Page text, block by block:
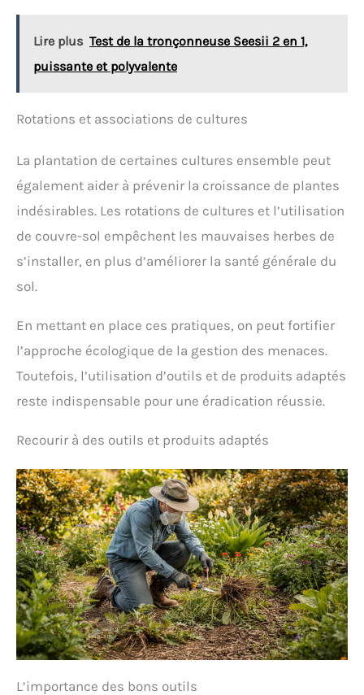
Lire plus Test de la tronçonneuse Seesii 2 en 1,
puissante et polyvalente
Rotations et associations de cultures
La plantation de certaines cultures ensemble peut
également aider à prévenir la croissance de plantes
indésirables. Les rotations de cultures et l’utilisation
de couvre-sol empêchent les mauvaises herbes de
s’installer, en plus d’améliorer la santé générale du
sol.
En mettant en place ces pratiques, on peut fortifier
l’approche écologique de la gestion des menaces.
Toutefois, l’utilisation d’outils et de produits adaptés
reste indispensable pour une éradication réussie.
Recourir à des outils et produits adaptés
L’importance des bons outils